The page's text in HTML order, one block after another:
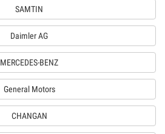
SAMTIN
Daimler AG
MERCEDES-BENZ
General Motors
CHANGAN